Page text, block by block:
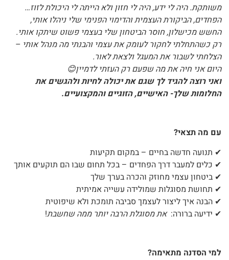
משותקת. היה לי ידע, היה לי חזון ולא הייתה לי היכולת לזוז…
הפחדים, הביקורת העצמית והדימוי הפנימי שלי ניהלו אותי,
החשש מכישלון, חוסר הביטחון שלי בעצמי פשוט שיתקו אותי.
רק כשהתחלתי לחקור לעומק את עצמי והבנתי מה מנהל אותי –
הצלחתי לשבור את המעגל ולצאת לאור.
היום אני חיה את מה שפעם רק העזתי לדמיין😊
ואני רוצה להגיד לך שגם את יכולה לחיות ולהגשים את
החלומות שלך- האישיים, הזוגיים והמקצועיים.
עם מה תצאי?
✔ תנועה חדשה בחיים – במקום תקיעות
✔ כלים למעבר דרך הפחדים – בכל תחום שבו הם תוקעים אותך
✔ ביטחון עצמי מחוזק והכרה בערך שלך
✔ תחושת מסוגלות שמולידה עשייה אמיתית
✔ הבנה איך ליצור לעצמך סביבה תומכת ולא שיפוטית
✔ ידיעה ברורה: את מסוגלת הרבה יותר ממה שחשבת!
למי הסדנה מתאימה?